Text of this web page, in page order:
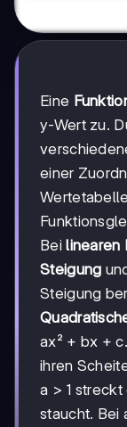
Eine
y-Wert zu.
einer
Beilinearen
Steigung
Steigung
ax² + bx +
ihren
a > 1
staucht. Bei